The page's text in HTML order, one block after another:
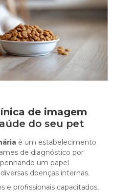
de imagem
do seu pet
é um estabelecimento
de diagnóstico por
um papel
doenças internas.
e profissionais capacitados,